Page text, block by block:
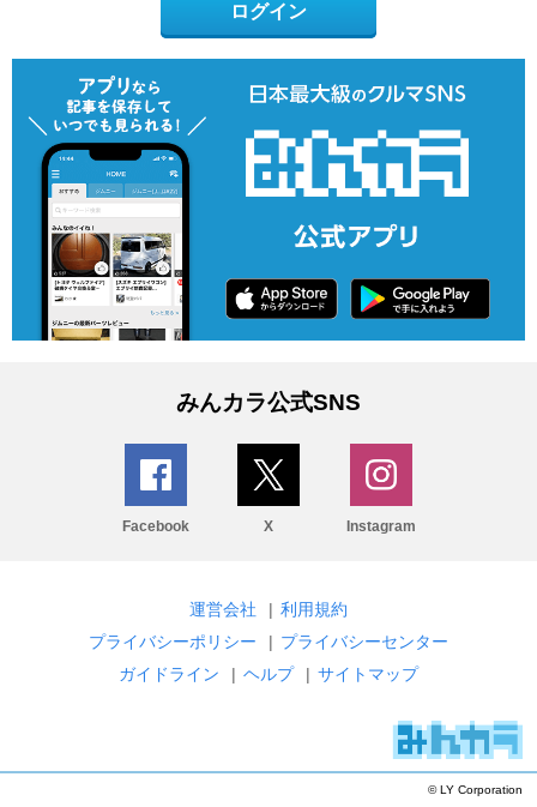
ログイン
みんカラ公式SNS
Facebook X Instagram
運営会社 | 利用規約
プライバシーポリシー
| プライバシーセンター
ガイドライン
| ヘルプ | サイトマップ
© LY Corporation